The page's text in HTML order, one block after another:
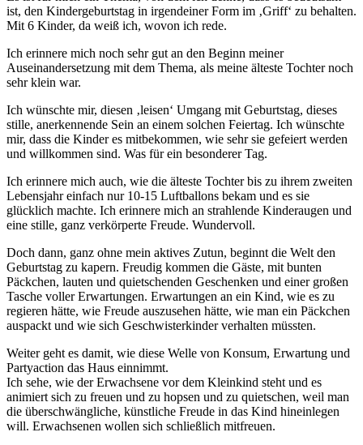
ist, den Kindergeburtstag in irgendeiner Form im ‚Griff‘ zu behalten.
Mit 6 Kinder, da weiß ich, wovon ich rede.
Ich erinnere mich noch sehr gut an den Beginn meiner
Auseinandersetzung mit dem Thema, als meine älteste Tochter noch
sehr klein war.
Ich wünschte mir, diesen ‚leisen‘ Umgang mit Geburtstag, dieses
stille, anerkennende Sein an einem solchen Feiertag. Ich wünschte
mir, dass die Kinder es mitbekommen, wie sehr sie gefeiert werden
und willkommen sind. Was für ein besonderer Tag.
Ich erinnere mich auch, wie die älteste Tochter bis zu ihrem zweiten
Lebensjahr einfach nur 10-15 Luftballons bekam und es sie
glücklich machte. Ich erinnere mich an strahlende Kinderaugen und
eine stille, ganz verkörperte Freude. Wundervoll.
Doch dann, ganz ohne mein aktives Zutun, beginnt die Welt den
Geburtstag zu kapern. Freudig kommen die Gäste, mit bunten
Päckchen, lauten und quietschenden Geschenken und einer großen
Tasche voller Erwartungen. Erwartungen an ein Kind, wie es zu
regieren hätte, wie Freude auszusehen hätte, wie man ein Päckchen
auspackt und wie sich Geschwisterkinder verhalten müssten.
Weiter geht es damit, wie diese Welle von Konsum, Erwartung und
Partyaction das Haus einnimmt.
Ich sehe, wie der Erwachsene vor dem Kleinkind steht und es
animiert sich zu freuen und zu hopsen und zu quietschen, weil man
die überschwängliche, künstliche Freude in das Kind hineinlegen
will. Erwachsenen wollen sich schließlich mitfreuen.